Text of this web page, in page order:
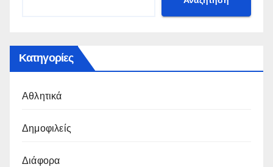
Κατηγορίες
Αθλητικά
Δημοφιλείς
Διάφορα